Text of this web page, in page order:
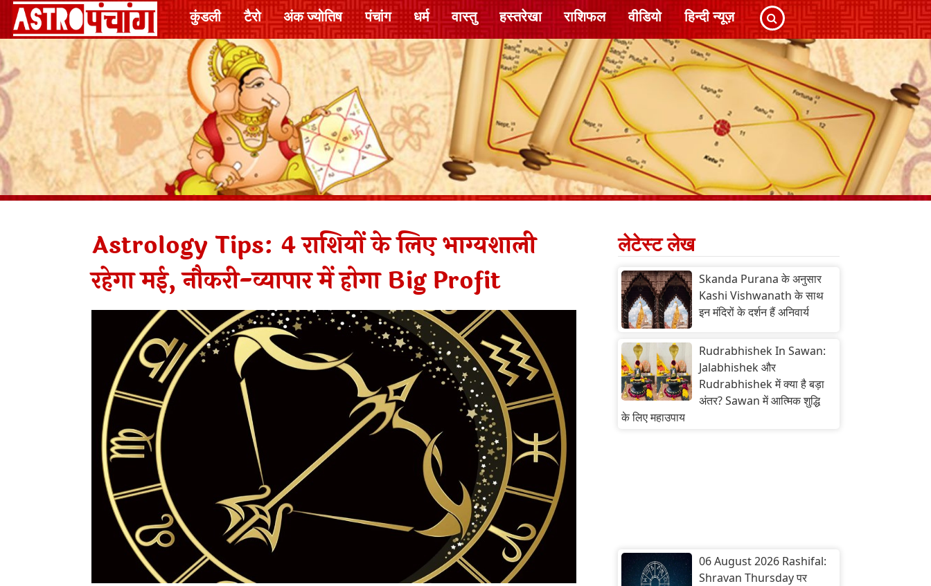
कुंडली टैरो अंक ज्योतिष पंचांग धर्म वास्तु हस्तरेखा राशिफल वीडियो हिन्दी न्यूज़
Astrology Tips: 4 राशियों के लिए भाग्यशाली
रहेगा मई, नौकरी-व्यापार में होगा Big Profit
लेटेस्ट लेख
Skanda Purana के अनुसार
Kashi Vishwanath के साथ
इन मंदिरों के दर्शन हैं अनिवार्य
Rudrabhishek In Sawan:
Jalabhishek और
Rudrabhishek में क्या है बड़ा
अंतर? Sawan में आत्मिक शुद्धि
के लिए महाउपाय
06 August 2026 Rashifal:
Shravan Thursday पर